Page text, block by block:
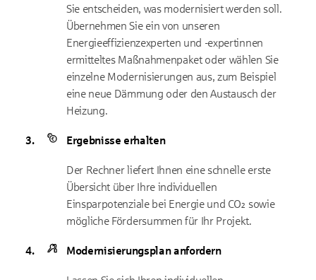
Sie entscheiden, was modernisiert werden soll.
Übernehmen Sie ein von unseren
Energieeffizienzexperten und -expertinnen
ermitteltes Maßnahmenpaket oder wählen Sie
einzelne Modernisierungen aus, zum Beispiel
eine neue Dämmung oder den Austausch der
Heizung.
Ergebnisse erhalten
Der Rechner liefert Ihnen eine schnelle erste
Übersicht über Ihre individuellen
Einsparpotenziale bei Energie und CO₂ sowie
mögliche Fördersummen für Ihr Projekt.
Modernisierungsplan anfordern